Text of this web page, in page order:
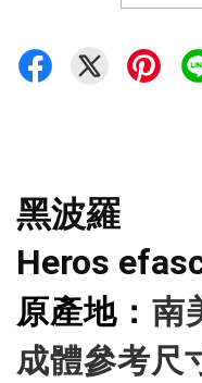
黑波羅
Heros
原產地： 南
成體參考尺